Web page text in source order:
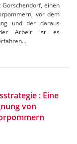
einen
vor dem
und der daraus
der Arbeit ist es
: Eine
von